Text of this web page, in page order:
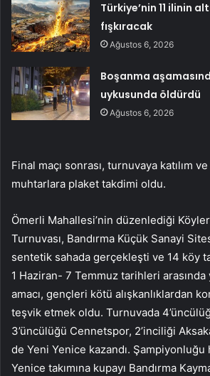
Türkiye’nin 11 ilinin
fışkıracak
Ağustos 6, 2026
Boşanma
uykusunda öldürdü
Ağustos 6, 2026
Final maçı sonrası, turnuvaya katılım
muhtarlara plaket takdimi oldu.
Ömerli Mahallesi’nin düzenlediği
Turnuvası, Bandırma Küçük Sanayi
sentetik sahada gerçekleşti ve 14 köy
1 Haziran- 7 Temmuz tarihleri arasında
amacı, gençleri kötü alışkanlıklardan
teşvik etmek oldu. Turnuvada
3’üncülüğü Cennetspor, 2’inciliği
de Yeni Yenice kazandı. Şampiyonluğu
Yenice takımına kupayı Bandırma